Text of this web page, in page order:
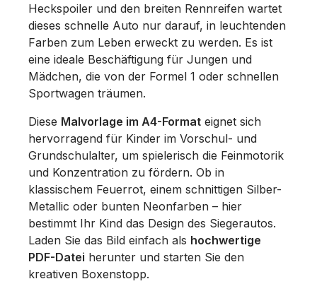
Heckspoiler und den breiten Rennreifen wartet
dieses schnelle Auto nur darauf, in leuchtenden
Farben zum Leben erweckt zu werden. Es ist
eine ideale Beschäftigung für Jungen und
Mädchen, die von der Formel 1 oder schnellen
Sportwagen träumen.
Diese Malvorlage im A4-Format eignet sich
hervorragend für Kinder im Vorschul- und
Grundschulalter, um spielerisch die Feinmotorik
und Konzentration zu fördern. Ob in
klassischem Feuerrot, einem schnittigen Silber-
Metallic oder bunten Neonfarben – hier
bestimmt Ihr Kind das Design des Siegerautos.
Laden Sie das Bild einfach als hochwertige
PDF-Datei herunter und starten Sie den
kreativen Boxenstopp.